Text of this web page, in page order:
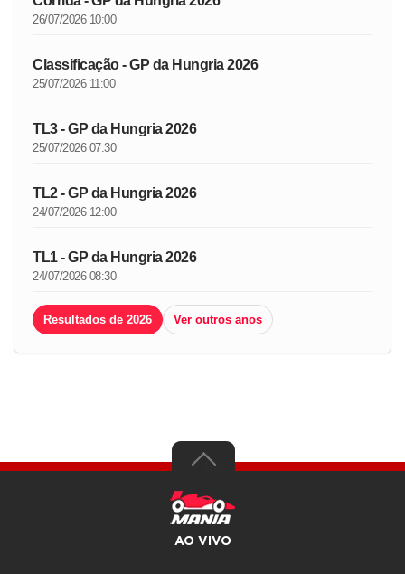
26/07/2026 10:00
Classificação - GP da Hungria 2026
25/07/2026 11:00
TL3 - GP da Hungria 2026
25/07/2026 07:30
TL2 - GP da Hungria 2026
24/07/2026 12:00
TL1 - GP da Hungria 2026
24/07/2026 08:30
Resultados de 2026 Ver outros anos
AO VIVO